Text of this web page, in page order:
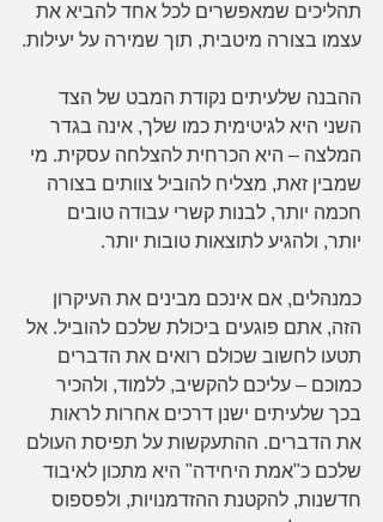
תהליכים שמאפשרים לכל אחד להביא את
עצמו בצורה מיטבית, תוך שמירה על יעילות.
ההבנה שלעיתים נקודת המבט של הצד
השני היא לגיטימית כמו שלך, אינה בגדר
המלצה – היא הכרחית להצלחה עסקית. מי
שמבין זאת, מצליח להוביל צוותים בצורה
חכמה יותר, לבנות קשרי עבודה טובים
יותר, ולהגיע לתוצאות טובות יותר.
כמנהלים, אם אינכם מבינים את העיקרון
הזה, אתם פוגעים ביכולת שלכם להוביל. אל
תטעו לחשוב שכולם רואים את הדברים
כמוכם – עליכם להקשיב, ללמוד, ולהכיר
בכך שלעיתים ישנן דרכים אחרות לראות
את הדברים. ההתעקשות על תפיסת העולם
שלכם כ"אמת היחידה" היא מתכון לאיבוד
חדשנות, להקטנת ההזדמנויות, ולפספוס